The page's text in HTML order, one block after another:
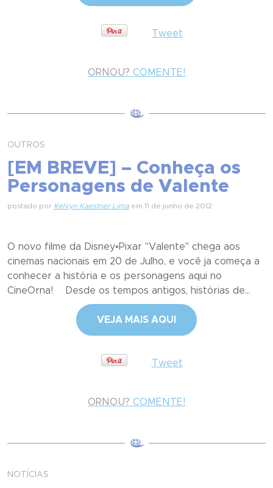
Tweet
ORNOU? COMENTE!
OUTROS
[EM BREVE] – Conheça os
Personagens de Valente
postado por Kelvyn Kaestner Lima em 11 de junho de 2012
O novo filme da Disney•Pixar "Valente" chega aos
cinemas nacionais em 20 de Julho, e você ja começa a
conhecer a história e os personagens aqui no
CineOrna! Desde os tempos antigos, histórias de...
VEJA MAIS AQUI
Tweet
ORNOU? COMENTE!
NOTÍCIAS